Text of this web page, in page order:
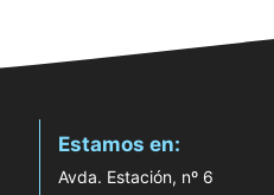
Estamos en:
Avda. Estación, nº 6